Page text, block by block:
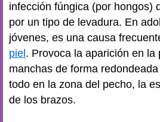
infección fúngica (por hongos)
por un tipo de levadura. En
jóvenes, es una causa
piel . Provoca la aparición en la
manchas de forma
todo en la zona del pecho, la
de los brazos.